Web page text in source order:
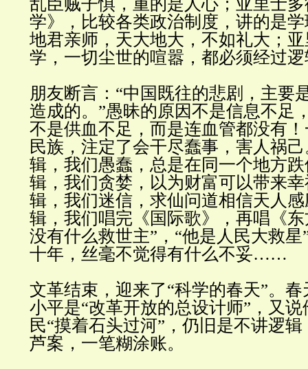
乱臣贼子惧，重的是人心；亚里士
学》，比较各类政治制度，讲的是
地君亲师，天大地大，不如礼大；
学，一切尘世的喧嚣，都必须经过
朋友断言： “中国既往的悲剧，主要
造成的。 ”愚昧的原因不是信息不足
不是供血不足，而是连血管都没有
民族，注定了会干尽蠢事，害人祸
辑，我们愚蠢，总是在同一个地方
辑，我们贪婪，以为财富可以带来
辑，我们迷信，求仙问道相信天人
辑，我们唱完《国际歌》，再唱《
没有什么救世主” ， “他是人民大救星
十年，丝毫不觉得有什么不妥……
文革结束，迎来了“科学的春天”。春
小平是“改革开放的总设计师” ，又
民“摸着石头过河” ，仍旧是不讲逻
芦案，一笔糊涂账。